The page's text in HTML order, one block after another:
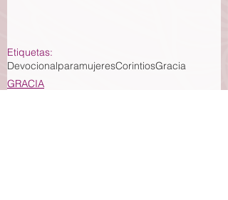
Etiquetas:
DevocionalparamujeresCorintiosGracia
GRACIA